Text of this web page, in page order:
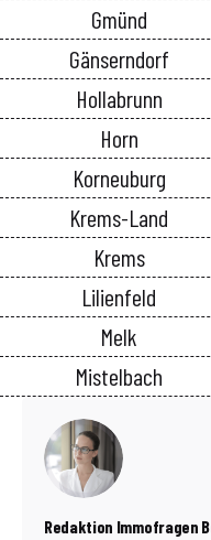
Gmünd
Gänserndorf
Hollabrunn
Horn
Korneuburg
Krems-Land
Krems
Lilienfeld
Melk
Mistelbach
Redaktion Immofragen